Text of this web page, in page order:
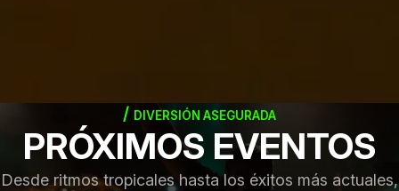
DIVERSIÓN ASEGURADA
PRÓXIMOS EVENTOS
Desde ritmos tropicales hasta los éxitos más actuales,